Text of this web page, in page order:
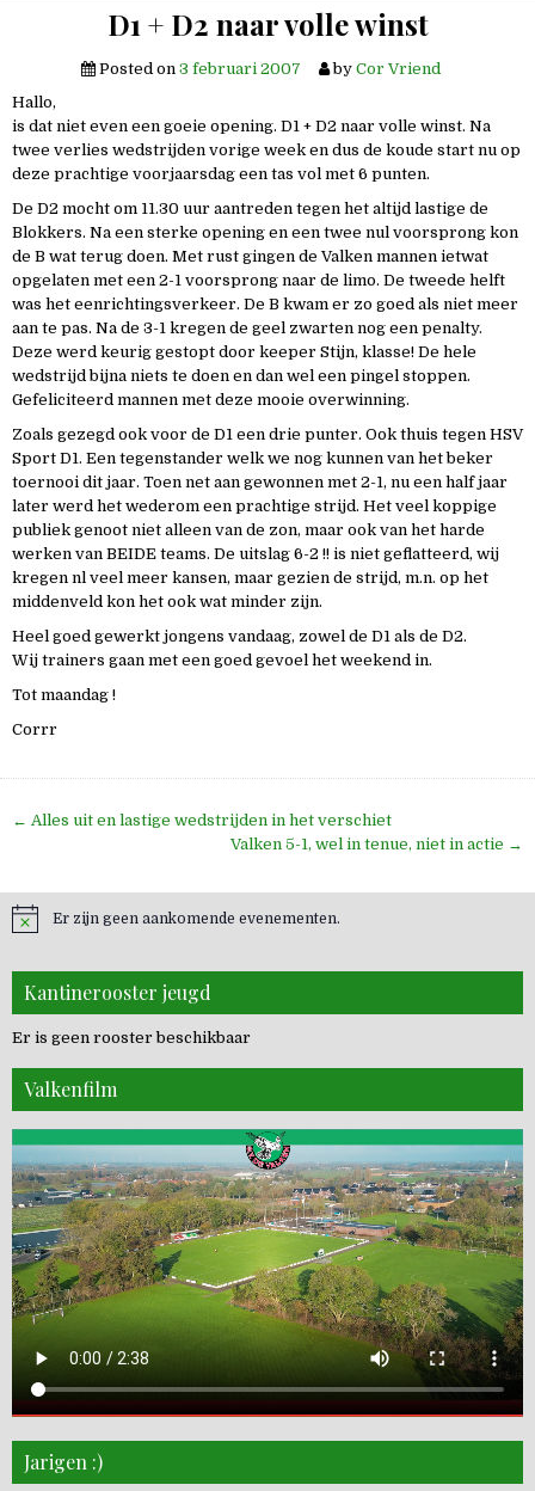
D1 + D2 naar volle winst
Posted on 3 februari 2007 by Cor Vriend
Hallo,
is dat niet even een goeie opening. D1 + D2 naar volle winst. Na
twee verlies wedstrijden vorige week en dus de koude start nu op
deze prachtige voorjaarsdag een tas vol met 6 punten.
De D2 mocht om 11.30 uur aantreden tegen het altijd lastige de
Blokkers. Na een sterke opening en een twee nul voorsprong kon
de B wat terug doen. Met rust gingen de Valken mannen ietwat
opgelaten met een 2-1 voorsprong naar de limo. De tweede helft
was het eenrichtingsverkeer. De B kwam er zo goed als niet meer
aan te pas. Na de 3-1 kregen de geel zwarten nog een penalty.
Deze werd keurig gestopt door keeper Stijn, klasse! De hele
wedstrijd bijna niets te doen en dan wel een pingel stoppen.
Gefeliciteerd mannen met deze mooie overwinning.
Zoals gezegd ook voor de D1 een drie punter. Ook thuis tegen HSV
Sport D1. Een tegenstander welk we nog kunnen van het beker
toernooi dit jaar. Toen net aan gewonnen met 2-1, nu een half jaar
later werd het wederom een prachtige strijd. Het veel koppige
publiek genoot niet alleen van de zon, maar ook van het harde
werken van BEIDE teams. De uitslag 6-2 !! is niet geflatteerd, wij
kregen nl veel meer kansen, maar gezien de strijd, m.n. op het
middenveld kon het ook wat minder zijn.
Heel goed gewerkt jongens vandaag, zowel de D1 als de D2.
Wij trainers gaan met een goed gevoel het weekend in.
Tot maandag !
Corrr
Bericht
← Alles uit en lastige wedstrijden in het verschiet
Valken 5-1, wel in tenue, niet in actie →
Er zijn geen aankomende evenementen.
Kantinerooster jeugd
Er is geen rooster beschikbaar
Valkenfilm
Jarigen :)